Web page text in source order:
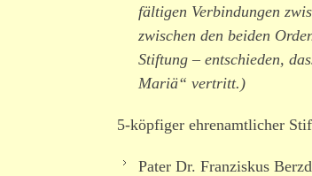
fäl­tigen Verbindungen
zwischen den beiden
Stiftung – entschieden,
Mariä“ vertritt.)
5-köpfiger ehren­amt­licher
Pater Dr. Franziskus